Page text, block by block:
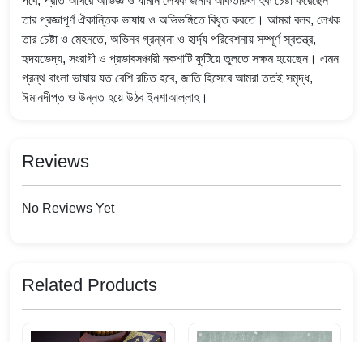
তার প্রজ্ঞাপূর্ণ ঐকান্তিক ভাষায় ও অভিভঙ্গিতে বিধৃত করতে। আমরা বলব, লেখক
তার চেষ্টা ও মেহনতে, অভিনব গ্রন্থনা ও হার্দ্য পরিবেশনায় সম্পূর্ণ স্বতন্ত্র,
হৃদয়ভেদ্য, সংরাগী ও প্রভাবসঞ্চারী নকশাটি ফুটিয়ে তুলতে সক্ষম হয়েছেন। এমন
গ্রন্থ বাংলা ভাষায় যত বেশি রচিত হবে, জাতি হিসেবে আমরা ততই সমৃদ্ধ,
ঈমানদীপ্ত ও উন্নত হয়ে উঠব ইনশাআল্লাহ।
Reviews
No Reviews Yet
Related Products